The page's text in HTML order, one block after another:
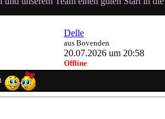
Delle
aus Bovenden
20.07.2026 um 20:58
Offline